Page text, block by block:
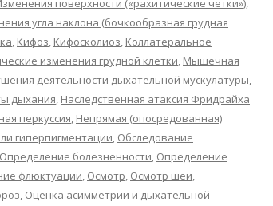
поверхности («рахитические четки»),
угла наклона (бочкообразная грудная
, Кифоз, Кифосколиоз, Коллатеральное
изменения грудной клетки, Мышечная
деятельности дыхательной мускулатуры,
дыхания, Наследственная атаксия Фридрайха
перкуссия, Непрямая (опосредованная)
гиперпигментации, Обследование
Определение болезненности, Определение
флюктуации, Осмотр, Осмотр шеи,
, Оценка асимметрии и дыхательной